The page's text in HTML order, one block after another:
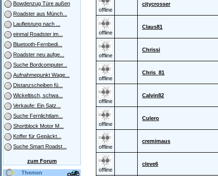
Bowdenzug Türe außen
Roadster aus Münch...
Laufleistung nach ...
einmal Roadster im...
Bluetooth-Fernbedi...
Roadster neu aufge...
Suche Bordcomputer...
Aufnahmepunkt Wage...
Distanzscheiben fü...
Wickeltisch, schwa...
Verkaufe: Ein Satz...
Suche Fernlichtlam...
Shortblock Motor M...
Koffer für Gepäckt...
Suche Smart Roadst...
zum Forum
Themen
offline
citycrosser
offline
Claus81
offline
Chrissi
offline
Chris_81
offline
Calvin82
offline
Culero
offline
cremimaus
offline
cleve6